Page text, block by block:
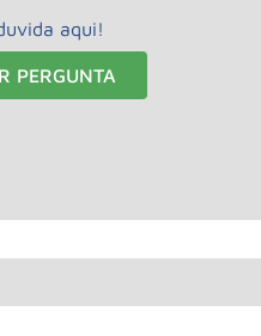
aqui!
PERGUNTA